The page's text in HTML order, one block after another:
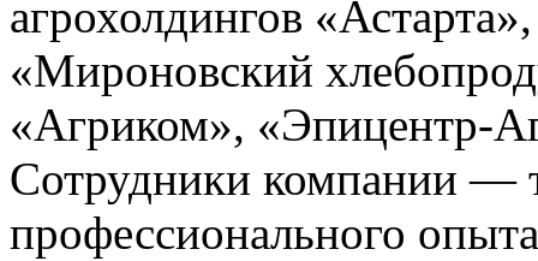
агрохолдингов
«Мироновский
«Агриком», «Эпицентр-
Сотрудники компании —
профессионального